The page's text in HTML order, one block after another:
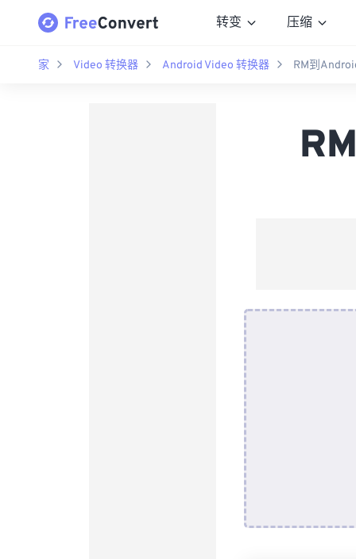
转变 压缩
家 Video 转换器 Android Video 转换器 RM到